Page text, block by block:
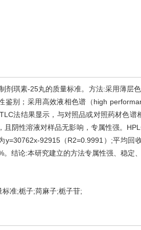
剂琪素-25丸的质量标准。方法:采用薄层
鉴别；采用高效液相色谱（high
法结果显示，与对照品或对照药材色
且阴性溶液对样品无影响，专属性强。
y=30762x-92915（R2=0.9991）;平均回
。结论:本研究建立的方法专属性强、稳定
准;栀子;苘麻子;栀子苷;